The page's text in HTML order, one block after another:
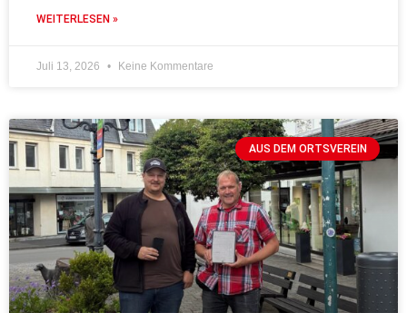
WEITERLESEN »
Juli 13, 2026 Keine Kommentare
AUS DEM ORTSVEREIN